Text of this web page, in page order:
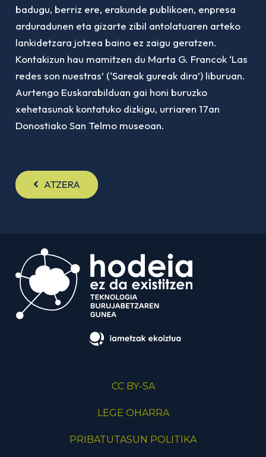
badugu, berriz ere, erakunde publikoen, enpresa
arduradunen eta gizarte zibil antolatuaren arteko
lankidetzara jotzea baino ez zaigu geratzen.
Kontakizun hau mamitzen du Marta G. Francok ‘Las
redes son nuestras’ (‘Sareak gureak dira’) liburuan.
Aurtengo Euskarabilduan gai honi buruzko
xehetasunak kontatuko dizkigu, urriaren 17an
Donostiako San Telmo museoan.
ATZERA
CC BY-SA
LEGE OHARRA
PRIBATUTASUN POLITIKA